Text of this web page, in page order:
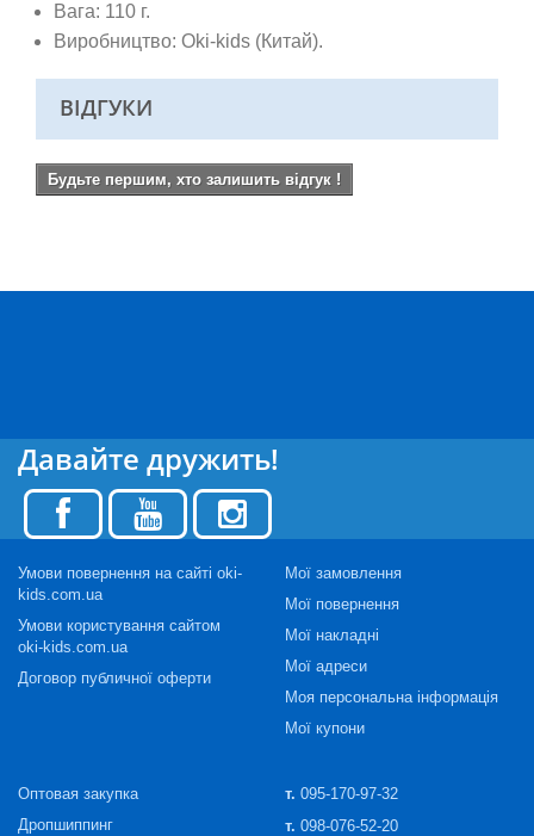
Вага: 110 г.
Виробництво: Oki-kids (Китай).
ВІДГУКИ
Будьте першим, хто залишить відгук !
Давайте дружить!
Умови повернення на сайті oki-
kids.com.ua
Умови користування сайтом
oki-kids.com.ua
Договор публичної оферти
Мої замовлення
Мої повернення
Мої накладні
Мої адреси
Моя персональна інформація
Мої купони
Оптовая закупка
Дропшиппинг
т. 095-170-97-32
т. 098-076-52-20